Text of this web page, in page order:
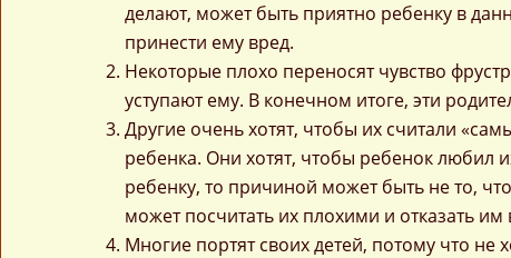
делают, может быть приятно ребенку в
принести ему вред.
Некоторые плохо переносят чувство
уступают ему. В конечном итоге, эти
Другие очень хотят, чтобы их считали
ребенка. Они хотят, чтобы ребенок любил
ребенку, то причиной может быть не то,
может посчитать их плохими и отказать им
Многие портят своих детей, потому что не